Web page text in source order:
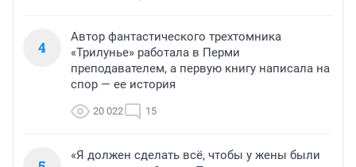
4
Автор фантастического трехтомника
«Трилунье» работала в Перми
преподавателем, а первую книгу написала на
спор — ее история
20 022 15
«Я должен сделать всё, чтобы у жены были